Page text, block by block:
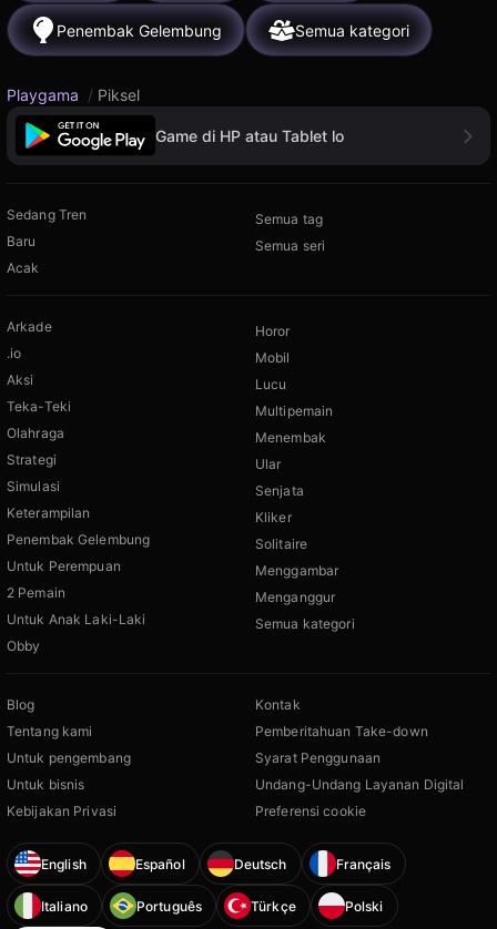
Penembak Gelembung Semua kategori
Playgama / Piksel
Game di HP atau Tablet lo
Sedang Tren
Baru
Acak
Semua tag
Semua seri
Arkade
.io
Aksi
Teka-Teki
Olahraga
Strategi
Simulasi
Keterampilan
Penembak Gelembung
Untuk Perempuan
2 Pemain
Untuk Anak Laki-Laki
Obby
Horor
Mobil
Lucu
Multipemain
Menembak
Ular
Senjata
Kliker
Solitaire
Menggambar
Menganggur
Semua kategori
Blog
Tentang kami
Untuk pengembang
Untuk bisnis
Kebijakan Privasi
Kontak
Pemberitahuan Take-down
Syarat Penggunaan
Undang-Undang Layanan Digital
Preferensi cookie
English Español Deutsch Français
Italiano Português Türkçe Polski